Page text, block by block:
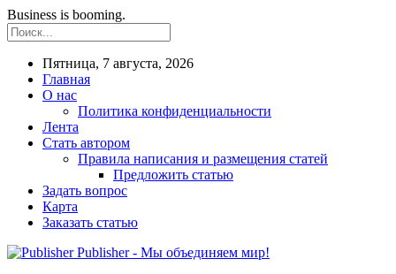
Business is booming.
Пятница, 7 августа, 2026
Главная
О нас
Политика конфиденциальности
Лента
Стать автором
Правила написания и размещения статей
Предложить статью
Задать вопрос
Карта
Заказать статью
Publisher - Мы объединяем мир!